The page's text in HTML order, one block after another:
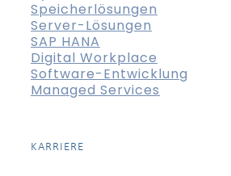
Speicherlösungen
Server-Lösungen
SAP HANA
Digital Workplace
Software-Entwicklung
Managed Services
KARRIERE